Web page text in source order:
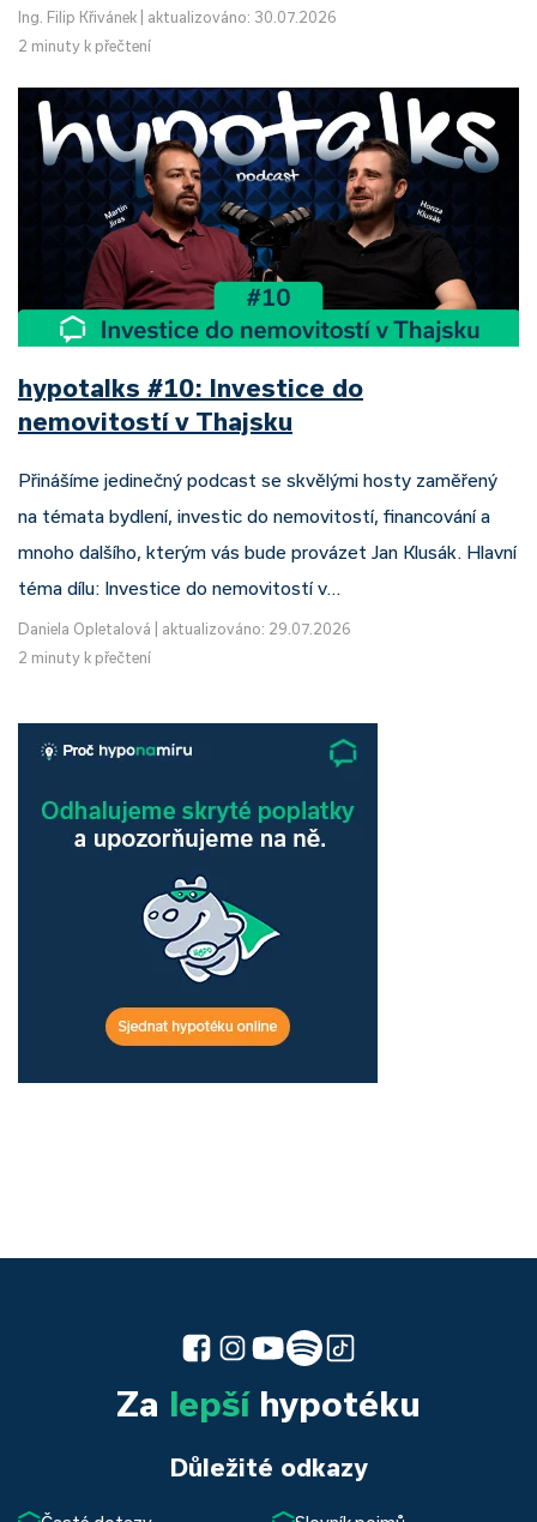
Ing. Filip Křivánek
aktualizováno: 30.07.2026
2 minuty k přečtení
hypotalks #10: Investice do
nemovitostí v Thajsku
Přinášíme jedinečný podcast se skvělými hosty zaměřený
na témata bydlení, investic do nemovitostí, financování a
mnoho dalšího, kterým vás bude provázet Jan Klusák. Hlavní
téma dílu: Investice do nemovitostí v…
Daniela Opletalová
aktualizováno: 29.07.2026
2 minuty k přečtení
Za lepšíhypotéku
Důležité odkazy